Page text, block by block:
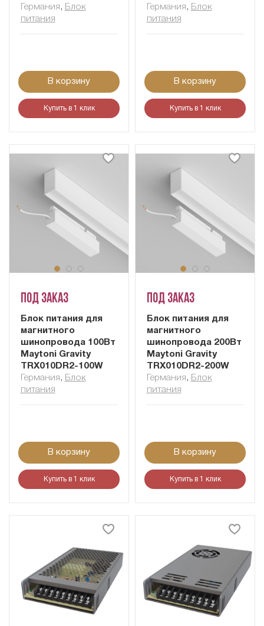
Германия , Блок
питания
В корзину
Купить в 1 клик
Германия , Блок
питания
В корзину
Купить в 1 клик
Под заказ
Блок питания для
магнитного
шинопровода 100Вт
Maytoni Gravity
TRX010DR2-100W
Германия , Блок
питания
В корзину
Купить в 1 клик
Под заказ
Блок питания для
магнитного
шинопровода 200Вт
Maytoni Gravity
TRX010DR2-200W
Германия , Блок
питания
В корзину
Купить в 1 клик